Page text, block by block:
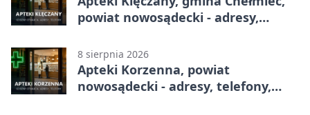
powiat nowosądecki - adresy,
8 sierpnia 2026
Apteki Korzenna, powiat
nowosądecki - adresy, telefony,